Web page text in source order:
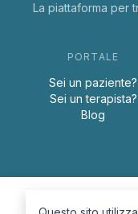
La piattaforma per
PORTALE
Sei un paziente?
Sei un terapista?
Blog